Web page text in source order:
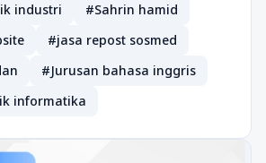
industri
#Sahrin hamid
#jasa repost sosmed
#Jurusan bahasa inggris
informatika